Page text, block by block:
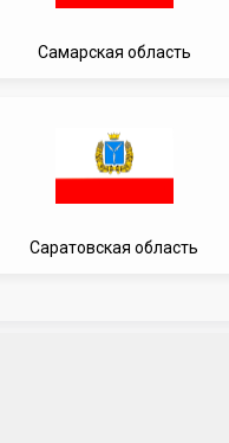
Самарская область
Саратовская область